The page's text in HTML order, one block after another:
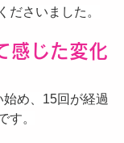
ださいました。
感じた変化
め、15回が経過
す。